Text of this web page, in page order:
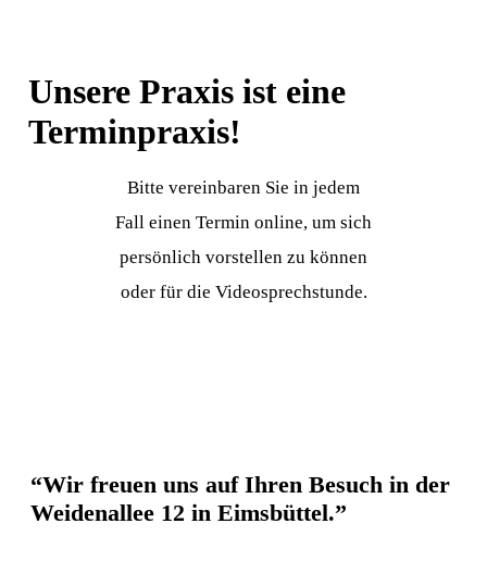
Unsere Praxis ist eine
Terminpraxis!
Bitte vereinbaren Sie in jedem
Fall einen Termin online, um sich
persönlich vorstellen zu können
oder für die Videosprechstunde.
“Wir freuen uns auf Ihren Besuch in der
Weidenallee 12 in Eimsbüttel.”